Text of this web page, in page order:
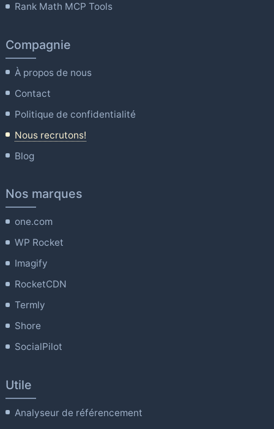
Rank Math MCP Tools
Compagnie
À propos de nous
Contact
Politique de confidentialité
Nous recrutons!
Blog
Nos marques
one.com
WP Rocket
Imagify
RocketCDN
Termly
Shore
SocialPilot
Utile
Analyseur de référencement